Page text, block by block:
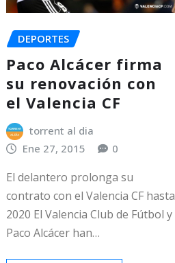
DEPORTES
Paco Alcácer firma
su renovación con
el Valencia CF
torrent al dia
Ene 27, 2015
0
El delantero prolonga su
contrato con el Valencia CF hasta
2020 El Valencia Club de Fútbol y
Paco Alcácer han…